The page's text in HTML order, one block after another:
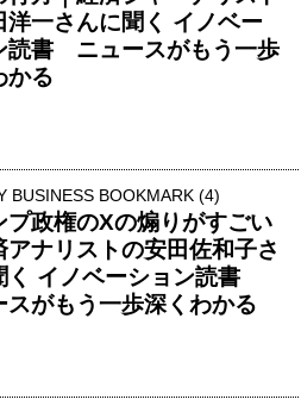
洋一さんに聞く イノベー
読書 ニュースがもう一歩
かる
BUSINESS BOOKMARK (4)
プ政権のXの煽りがすごい
アナリストの安田佐和子さ
く イノベーション読書
スがもう一歩深くわかる